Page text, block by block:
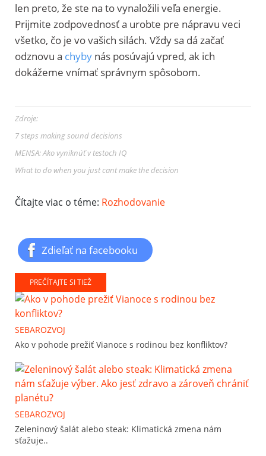
len preto, že ste na to vynaložili veľa energie.
Prijmite zodpovednosť a urobte pre nápravu veci
všetko, čo je vo vašich silách. Vždy sa dá začať
odznovu a chyby nás posúvajú vpred, ak ich
dokážeme vnímať správnym spôsobom.
Zdroje:
7 steps making sound decisions
MENSA: Ako vyniknúť v testoch IQ
What to do when you just cant make the decision
Čítajte viac o téme: Rozhodovanie
Zdieľať na facebooku
PREČÍTAJTE SI TIEŽ
SEBAROZVOJ
Ako v pohode prežiť Vianoce s rodinou bez konfliktov?
SEBAROZVOJ
Zeleninový šalát alebo steak: Klimatická zmena nám
sťažuje..